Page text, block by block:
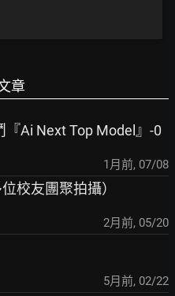
章
『Ai Next Top Model』-0
1月前, 07/08
校友團聚拍攝）
2月前, 05/20
5月前, 02/22